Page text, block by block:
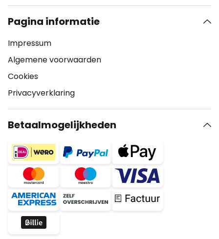
Pagina informatie
Impressum
Algemene voorwaarden
Cookies
Privacyverklaring
Betaalmogelijkheden